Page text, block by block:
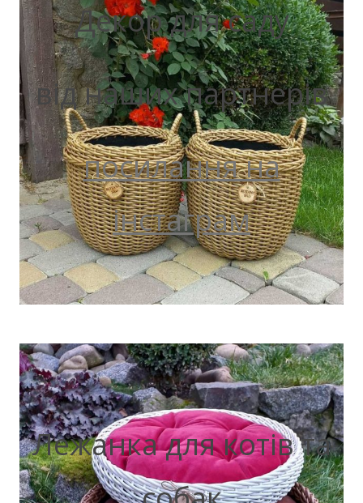
Декор для саду
від наших партнерів
посилання на
інстаграм
Лежанка для котів та